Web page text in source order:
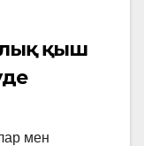
қыш
мен